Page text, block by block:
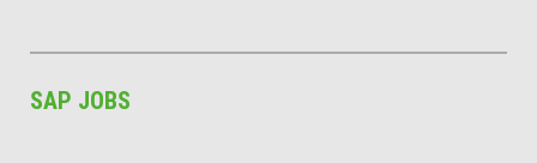
SAP JOBS